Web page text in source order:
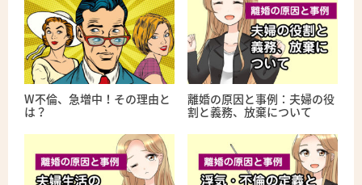
W不倫、急増中！その理由と
は？
離婚の原因と事例：夫婦の役
割と義務、放棄について